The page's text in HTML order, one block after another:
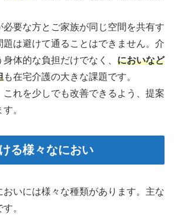
要な方とご家族が同じ空間を共有す
題は避けて通ることはできません。介
体的な負担だけでなく、 においなど
も在宅介護の大きな課題です。
れを少しでも改善できるよう、提案
。
る様々なにおい
いには様々な種類があります。主な
。